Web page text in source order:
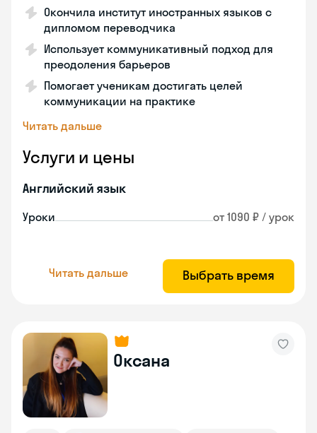
Окончила институт иностранных языков с
дипломом переводчика
Использует коммуникативный подход для
преодоления барьеров
Помогает ученикам достигать целей
коммуникации на практике
Читать дальше
Услуги и цены
Английский язык
Уроки от 1090 ₽ / урок
Читать дальше Выбрать время
Оксана